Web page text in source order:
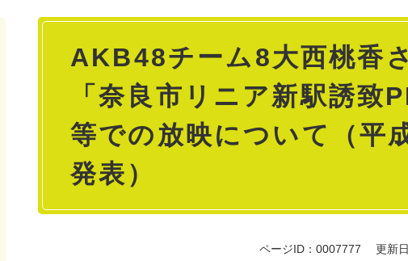
本
AKB48チーム8大西桃香
「奈良市リニア新駅誘致
等での放映について（平
発表）
ページID：0007777 更新